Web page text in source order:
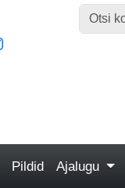
Pildid Ajalugu